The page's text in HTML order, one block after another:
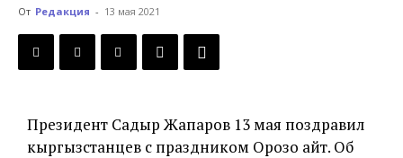
От Редакция - 13 мая 2021
Президент Садыр Жапаров 13 мая поздравил
кыргызстанцев с праздником Орозо айт. Об